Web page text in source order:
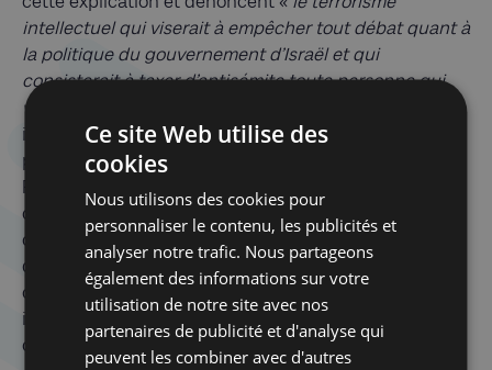
intellectuel qui viserait à empêcher tout débat quant à
la politique du gouvernement d’Israël et qui
consisterait à taxer d’antisémite toute personne qui
viendrait à critiquer celle-ci »
intérêt international totalement légitime et
pleinement justifié. L’injustice historique subie par les
civile palestinienne, la gravité de certains actes
commis par les Israéliens, leur violation systématique
du droit international justifieraient, à eux seuls, la
centralité du conflit israélo-palestinien sur l’échelle
internationale des conflits régionaux. La présente
contribution entend proposer une autre explication.
Ce site Web utilise des
cookies
Nous utilisons des cookies pour
personnaliser le contenu, les publicités et
analyser notre trafic. Nous partageons
également des informations sur votre
utilisation de notre site avec nos
partenaires de publicité et d'analyse qui
peuvent les combiner avec d'autres